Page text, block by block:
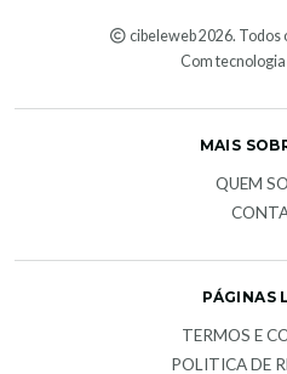
cibeleweb 2026.
Com
MAIS
QUEM
PÁGINAS
TERMOS E
POLITICA DE